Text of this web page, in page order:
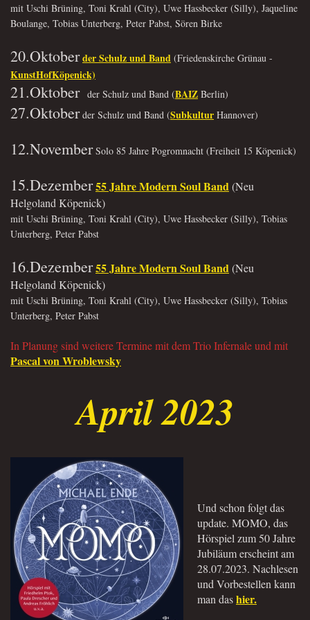
mit Uschi Brüning, Toni Krahl (City), Uwe Hassbecker (Silly), Jaqueline
Boulange, Tobias Unterberg, Peter Pabst, Sören Birke
20.Oktoberder Schulz und Band (Friedenskirche Grünau -
KunstHofKöpenick)
21.Oktober der Schulz und Band (BAIZ Berlin)
27.Oktoberder Schulz und Band (Subkultur Hannover)
12.NovemberSolo 85 Jahre Pogromnacht (Freiheit 15 Köpenick)
15.Dezember55 Jahre Modern Soul Band(Neu
Helgoland Köpenick)
mit Uschi Brüning, Toni Krahl (City), Uwe Hassbecker (Silly), Tobias
Unterberg, Peter Pabst
16.Dezember55 Jahre Modern Soul Band(Neu
Helgoland Köpenick)
mit Uschi Brüning, Toni Krahl (City), Uwe Hassbecker (Silly), Tobias
Unterberg, Peter Pabst
In Planung sind weitere Termine mit dem Trio Infernale und mit
Pascal von Wroblewsky
April 2023
Und schon folgt das
update. MOMO, das
Hörspiel zum 50 Jahre
Jubiläum erscheint am
28.07.2023. Nachlesen
und Vorbestellen kann
man dashier.